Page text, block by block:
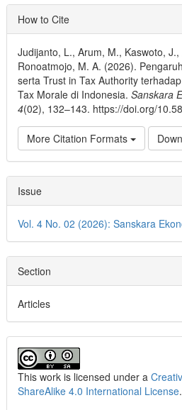
Article
Details
How to Cite
Judijanto, L., Arum, M., Kaswoto,
Ronoatmojo, M. A. (2026).
serta Trust in Tax Authority
Tax Morale di Indonesia. Sanskara
4(02), 132–143. https://doi.org/
More Citation Formats
Issue
Vol. 4 No. 02 (2026): Sanskara
Section
Articles
This work is licensed under a
ShareAlike 4.0 International License.